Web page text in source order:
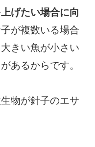
げたい場合に向
が複数いる場合
きい魚が小さい
あるからです。
物が針子のエサ